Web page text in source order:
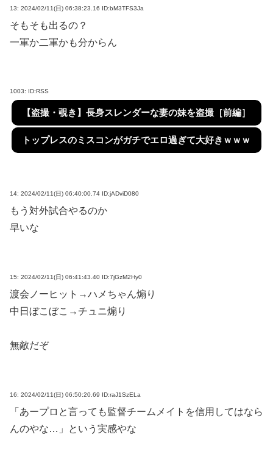
13: 2024/02/11(日) 06:38:23.16 ID:bM3TFS3Ja
そもそも出るの？
一軍か二軍かも分からん
1003: ID:RSS
【盗撮・覗き】長身スレンダーな妻の妹を盗撮［前編］
トップレスのミスコンがガチでエロ過ぎて大好きｗｗｗ
14: 2024/02/11(日) 06:40:00.74 ID:jADviD080
もう対外試合やるのか
早いな
15: 2024/02/11(日) 06:41:43.40 ID:7jGzM2Hy0
渡会ノーヒット→ハメちゃん煽り
中日ぼこぼこ→チュニ煽り
無敵だぞ
16: 2024/02/11(日) 06:50:20.69 ID:raJ1SzELa
「あープロと言っても監督チームメイトを信用してはなら
んのやな…」という実感やな